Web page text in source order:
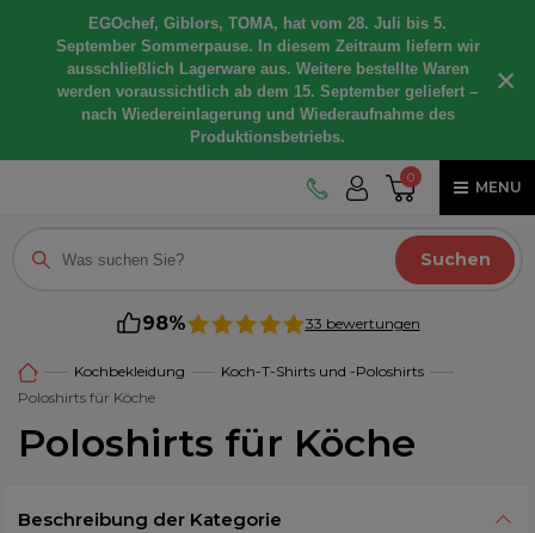
EGOchef, Giblors, TOMA, hat vom 28. Juli bis 5.
September Sommerpause. In diesem Zeitraum liefern wir
ausschließlich Lagerware aus. Weitere bestellte Waren
werden voraussichtlich ab dem 15. September geliefert –
nach Wiedereinlagerung und Wiederaufnahme des
Produktionsbetriebs.
×
0
MENU
Suchen
98% 33 bewertungen
Kochbekleidung
Koch-T-Shirts und -Poloshirts
Poloshirts für Köche
Poloshirts für Köche
Beschreibung der Kategorie